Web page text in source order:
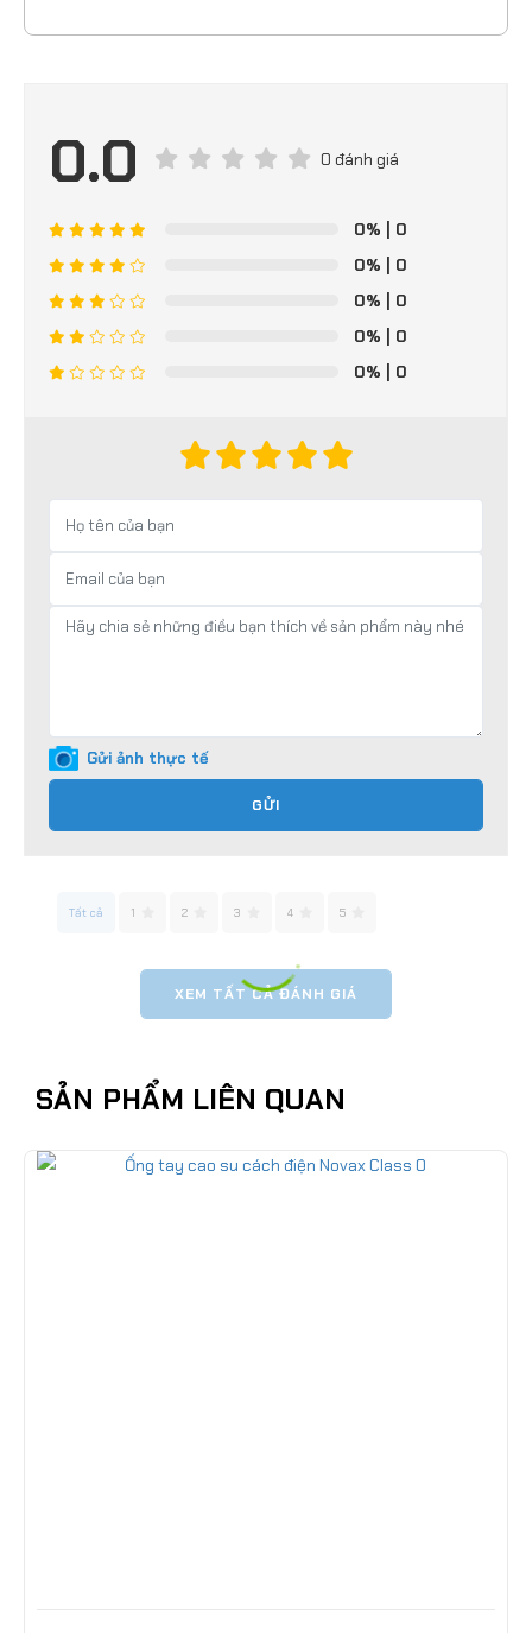
0.0 0 đánh giá
0% | 0
0% | 0
0% | 0
0% | 0
0% | 0
Gửi ảnh thực tế
GỬI
Tất cả 1 2 3 4 5
XEM TẤT CẢ ĐÁNH GIÁ
SẢN PHẨM LIÊN QUAN